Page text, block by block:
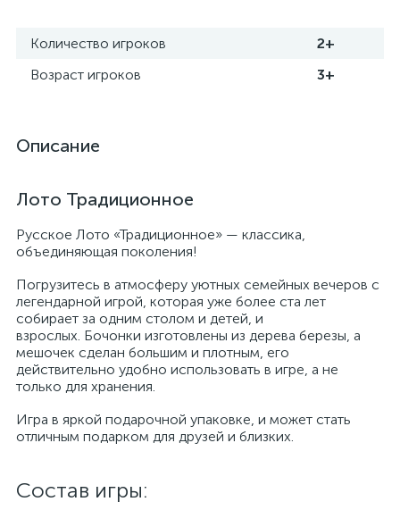
Количество игроков
2+
Возраст игроков
3+
Описание
Лото Традиционное
Русское Лото «Традиционное» — классика,
объединяющая поколения!
Погрузитесь в атмосферу уютных семейных вечеров с
легендарной игрой, которая уже более ста лет
собирает за одним столом и детей, и
взрослых. Бочонки изготовлены из дерева березы, а
мешочек сделан большим и плотным, его
действительно удобно использовать в игре, а не
только для хранения.
Игра в яркой подарочной упаковке, и может стать
отличным подарком для друзей и близких.
Состав игры: